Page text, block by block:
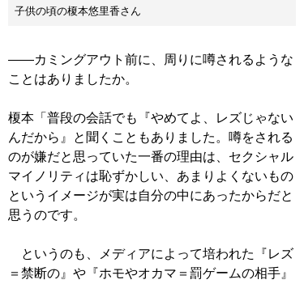
子供の頃の榎本悠里香さん
――カミングアウト前に、周りに噂されるような
ことはありましたか。
榎本「普段の会話でも『やめてよ、レズじゃない
んだから』と聞くこともありました。噂をされる
のが嫌だと思っていた一番の理由は、セクシャル
マイノリティは恥ずかしい、あまりよくないもの
というイメージが実は自分の中にあったからだと
思うのです。
というのも、メディアによって培われた『レズ
＝禁断の』や『ホモやオカマ＝罰ゲームの相手』